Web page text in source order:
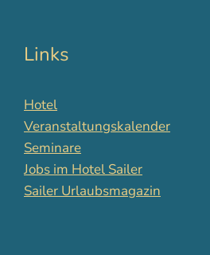
Links
Hotel
Veranstaltungskalender
Seminare
Jobs im Hotel Sailer
Sailer Urlaubsmagazin